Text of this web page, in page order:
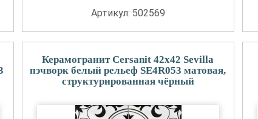
Артикул: 502569
Керамогранит Cersanit 42x42 Sevilla
пэчворк белый рельеф SE4R053 матовая,
структурированная чёрный